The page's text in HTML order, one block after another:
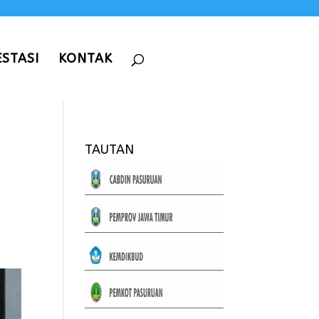
KONTAK
TAUTAN